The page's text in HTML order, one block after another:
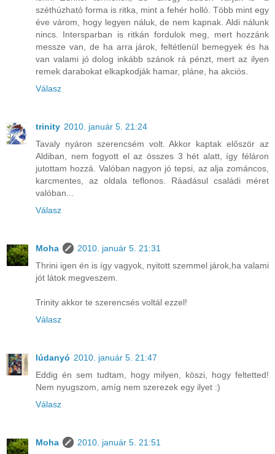
széthúzható forma is ritka, mint a fehér holló. Több mint egy
éve várom, hogy legyen náluk, de nem kapnak. Aldi nálunk
nincs. Intersparban is ritkán fordulok meg, mert hozzánk
messze van, de ha arra járok, feltétlenül bemegyek és ha
van valami jó dolog inkább szánok rá pénzt, mert az ilyen
remek darabokat elkapkodják hamar, pláne, ha akciós.
Válasz
trinity 2010. január 5. 21:24
Tavaly nyáron szerencsém volt. Akkor kaptak először az
Aldiban, nem fogyott el az összes 3 hét alatt, így féláron
jutottam hozzá. Valóban nagyon jó tepsi, az alja zománcos,
karcmentes, az oldala teflonos. Ráadásul családi méret
valóban...
Válasz
Moha
2010. január 5. 21:31
Thrini igen én is így vagyok, nyitott szemmel járok,ha valami
jót látok megveszem.
Trinity akkor te szerencsés voltál ezzel!
Válasz
lúdanyó 2010. január 5. 21:47
Eddig én sem tudtam, hogy milyen, köszi, hogy feltetted!
Nem nyugszom, amíg nem szerezek egy ilyet :)
Válasz
Moha
2010. január 5. 21:51